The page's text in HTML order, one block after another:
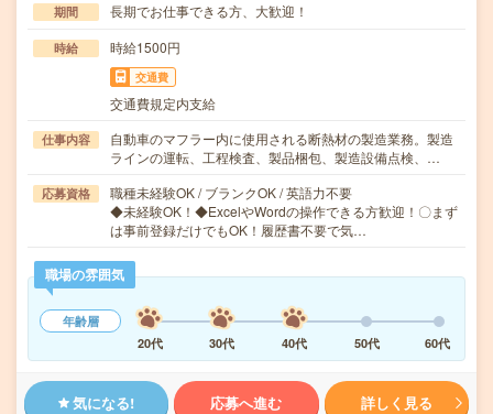
期間 長期でお仕事できる方、大歓迎！
時給 時給1500円
交通費
交通費規定内支給
仕事内容
自動車のマフラー内に使用される断熱材の製造業務。製造
ラインの運転、工程検査、製品梱包、製造設備点検、…
応募資格
職種未経験OK / ブランクOK / 英語力不要
◆未経験OK！◆ExcelやWordの操作できる方歓迎！〇まず
は事前登録だけでもOK！履歴書不要で気…
職場の雰囲気
年齢層
20代
30代 40代 50代 60代
気になる! 応募へ進む 詳しく見る